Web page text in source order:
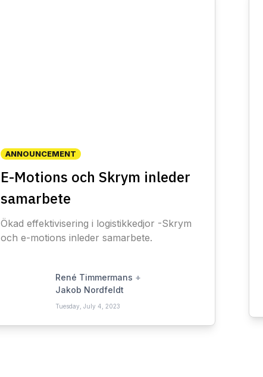
ANNOUNCEMENT
E-Motions och Skrym inleder
samarbete
Ökad effektivisering i logistikkedjor -Skrym
och e-motions inleder samarbete.
René Timmermans +
Jakob Nordfeldt
Tuesday, July 4, 2023